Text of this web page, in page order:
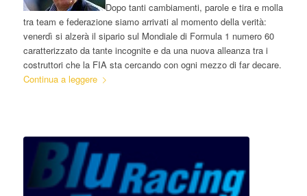
Dopo tanti cambiamenti, parole e tira e molla
tra team e federazione siamo arrivati al momento della verità:
venerdì si alzerà il sipario sul Mondiale di Formula 1 numero 60
caratterizzato da tante incognite e da una nuova alleanza tra i
costruttori che la FIA sta cercando con ogni mezzo di far decare.
Continua a leggere